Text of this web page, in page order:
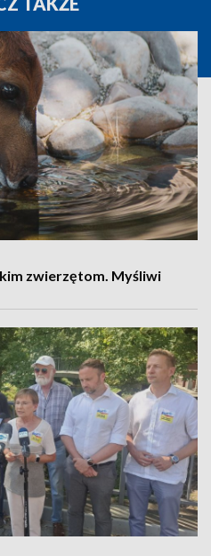
zwierzętom. Myśliwi